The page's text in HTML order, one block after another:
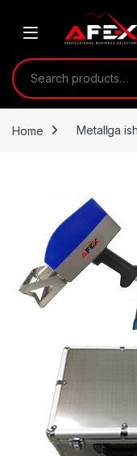
Search for:
Home Metallga